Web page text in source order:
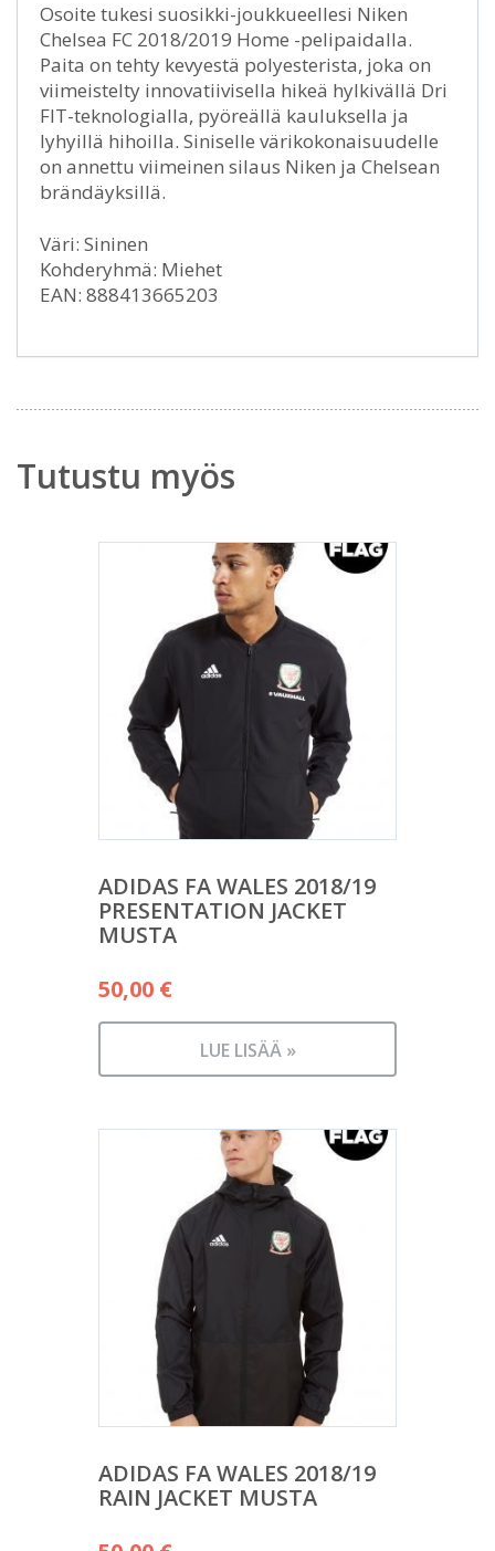
Osoite tukesi suosikki-joukkueellesi Niken
Chelsea FC 2018/2019 Home -pelipaidalla.
Paita on tehty kevyestä polyesterista, joka on
viimeistelty innovatiivisella hikeä hylkivällä Dri
FIT-teknologialla, pyöreällä kauluksella ja
lyhyillä hihoilla. Siniselle värikokonaisuudelle
on annettu viimeinen silaus Niken ja Chelsean
brändäyksillä.
Väri: Sininen
Kohderyhmä: Miehet
EAN: 888413665203
Tutustu myös
ADIDAS FA WALES 2018/19
PRESENTATION JACKET
MUSTA
50,00 €
LUE LISÄÄ »
ADIDAS FA WALES 2018/19
RAIN JACKET MUSTA